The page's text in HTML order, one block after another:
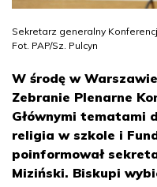
Sekretarz generalny
Fot. PAP/Sz. Pulcyn
W środę w
Zebranie Plenarne
Głównymi tematami
religia w szkole i
poinformował
Miziński. Biskupi